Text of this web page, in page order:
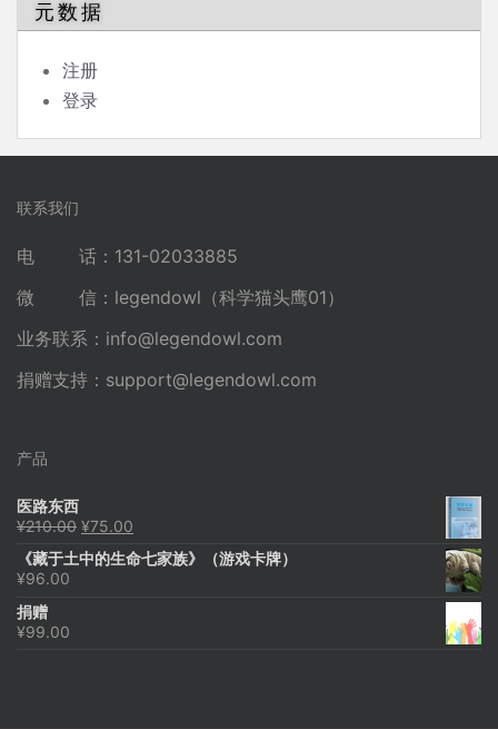
元数据
注册
登录
联系我们
电 话：131-02033885
微 信：legendowl（科学猫头鹰01）
业务联系： info@legendowl.com
捐赠支持： support@legendowl.com
产品
医路东西
¥210.00 原
为：
¥75.00
价
《藏于土中的生命七家族》（游戏卡牌）
¥96.00
捐赠
¥99.00